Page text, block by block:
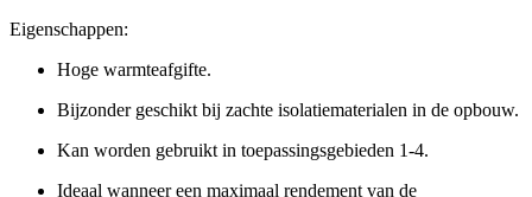
Eigenschappen:
Hoge warmteafgifte.
Bijzonder geschikt bij zachte isolatiematerialen in de opbouw.
Kan worden gebruikt in toepassingsgebieden 1-4.
Ideaal wanneer een maximaal rendement van de